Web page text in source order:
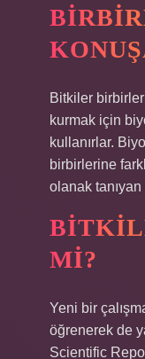
Bitkiler
kurmak için
kullanırlar.
birbirlerine
olanak
MI?
Yeni bir
öğrenerek de
Scientific